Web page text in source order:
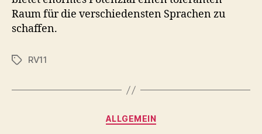
Raum für die verschiedensten Sprachen zu
schaffen.
Schlagwörter
RV11
Kategorien
ALLGEMEIN